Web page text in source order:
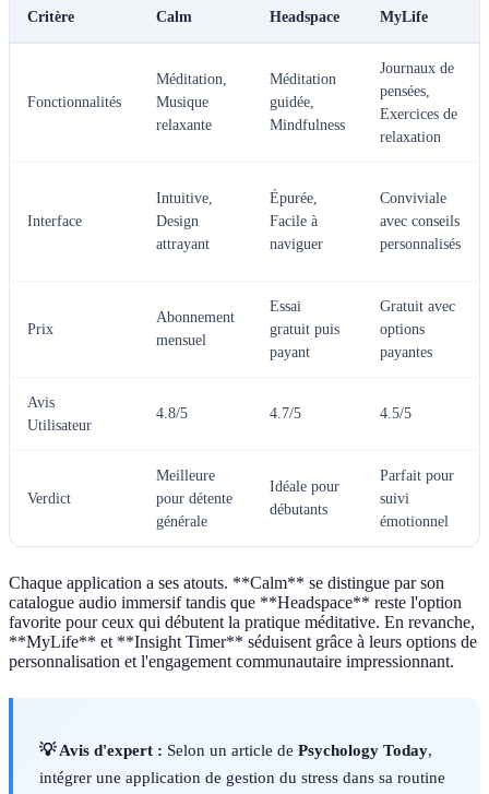
Critère Calm Headspace MyLife
Fonctionnalités
Méditation,
Musique
relaxante
Méditation
guidée,
Mindfulness
Journaux de
pensées,
Exercices de
relaxation
Interface
Intuitive,
Design
attrayant
Épurée,
Facile à
naviguer
Conviviale
avec conseils
personnalisés
Prix
Abonnement
mensuel
Essai
gratuit puis
payant
Gratuit avec
options
payantes
Avis
Utilisateur
4.8/5 4.7/5 4.5/5
Verdict
Meilleure
pour détente
générale
Idéale pour
débutants
Parfait pour
suivi
émotionnel
Chaque application a ses atouts. **Calm** se distingue par son
catalogue audio immersif tandis que **Headspace** reste l'option
favorite pour ceux qui débutent la pratique méditative. En revanche,
**MyLife** et **Insight Timer** séduisent grâce à leurs options de
personnalisation et l'engagement communautaire impressionnant.
💡 Avis d'expert : Selon un article de Psychology Today,
intégrer une application de gestion du stress dans sa routine